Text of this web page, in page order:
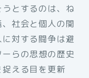
とするのは、ね
社会と個人の関
対する闘争は避
らの思想の歴史
える目を更新